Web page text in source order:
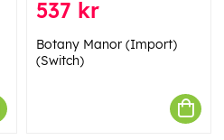
537 kr
Botany Manor (Import)
(Switch)